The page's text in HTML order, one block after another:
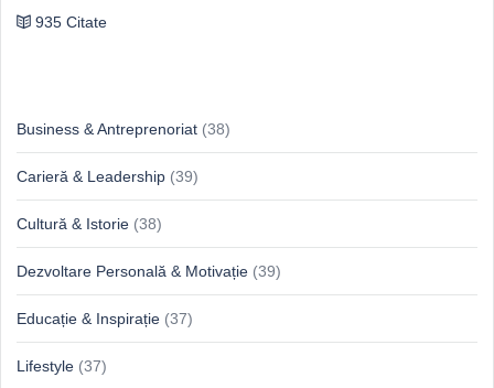
935 Citate
Business & Antreprenoriat (38)
Carieră & Leadership (39)
Cultură & Istorie (38)
Dezvoltare Personală & Motivație (39)
Educație & Inspirație (37)
Lifestyle (37)